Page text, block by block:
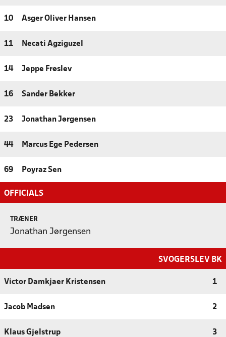
10 Asger Oliver Hansen
11 Necati Agziguzel
14 Jeppe Frøslev
16 Sander Bekker
23 Jonathan Jørgensen
44 Marcus Ege Pedersen
69 Poyraz Sen
OFFICIALS
TRÆNER
Jonathan Jørgensen
SVOGERSLEV BK
Victor Damkjaer Kristensen 1
Jacob Madsen 2
Klaus Gjelstrup 3